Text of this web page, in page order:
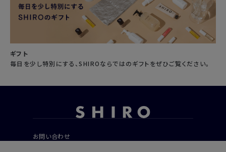
ギフト
毎日を少し特別にする、SHIROならではのギフトをぜひご覧ください。
お問い合わせ